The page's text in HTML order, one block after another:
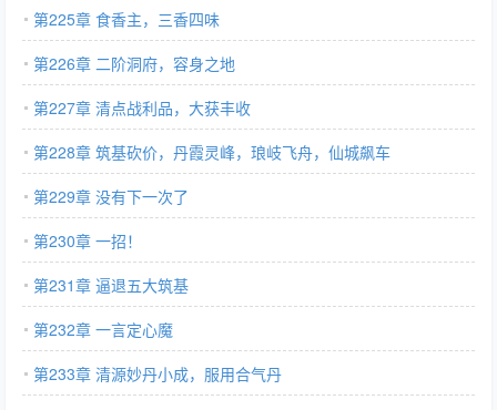
第225章 食香主，三香四味
第226章 二阶洞府，容身之地
第227章 清点战利品，大获丰收
第228章 筑基砍价，丹霞灵峰，琅岐飞舟，仙城飙车
第229章 没有下一次了
第230章 一招！
第231章 逼退五大筑基
第232章 一言定心魔
第233章 清源妙丹小成，服用合气丹